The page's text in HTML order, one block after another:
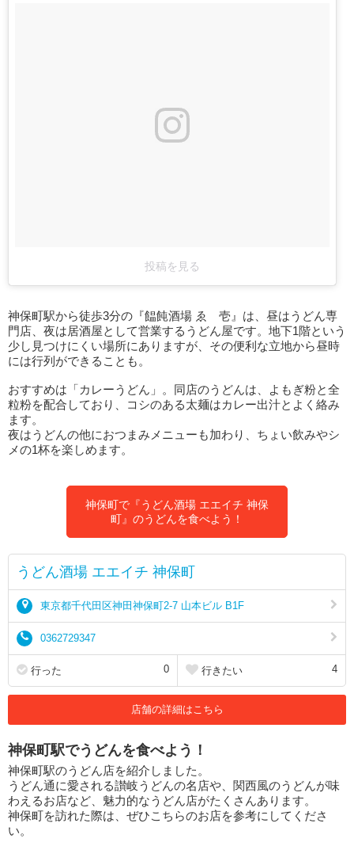
投稿を見る
神保町駅から徒歩3分の『饂飩酒場 ゑゝ壱』は、昼はうどん専
門店、夜は居酒屋として営業するうどん屋です。地下1階という
少し見つけにくい場所にありますが、その便利な立地から昼時
には行列ができることも。
おすすめは「カレーうどん」。同店のうどんは、よもぎ粉と全
粒粉を配合しており、コシのある太麺はカレー出汁とよく絡み
ます。
夜はうどんの他におつまみメニューも加わり、ちょい飲みやシ
メの1杯を楽しめます。
神保町で『うどん酒場 エエイチ 神保
町』のうどんを食べよう！
うどん酒場 エエイチ 神保町
東京都千代田区神田神保町2-7 山本ビル B1F
0362729347
行った 0 行きたい 4
店舗の詳細はこちら
神保町駅でうどんを食べよう！
神保町駅のうどん店を紹介しました。
うどん通に愛される讃岐うどんの名店や、関西風のうどんが味
わえるお店など、魅力的なうどん店がたくさんあります。
神保町を訪れた際は、ぜひこちらのお店を参考にしてくださ
い。